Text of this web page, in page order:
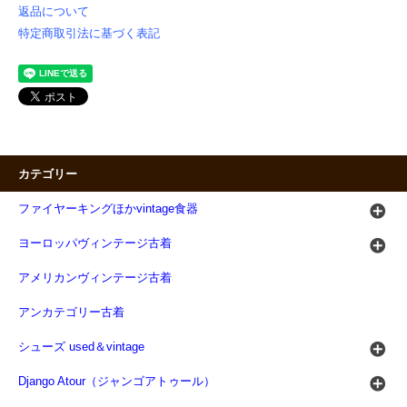
返品について
特定商取引法に基づく表記
カテゴリー
ファイヤーキングほかvintage食器
ヨーロッパヴィンテージ古着
アメリカンヴィンテージ古着
アンカテゴリー古着
シューズ used＆vintage
Django Atour（ジャンゴアトゥール）